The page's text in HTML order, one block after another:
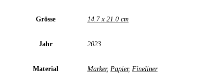
Grösse 14.7 x 21.0 cm
Jahr 2023
Material Marker, Papier, Fineliner